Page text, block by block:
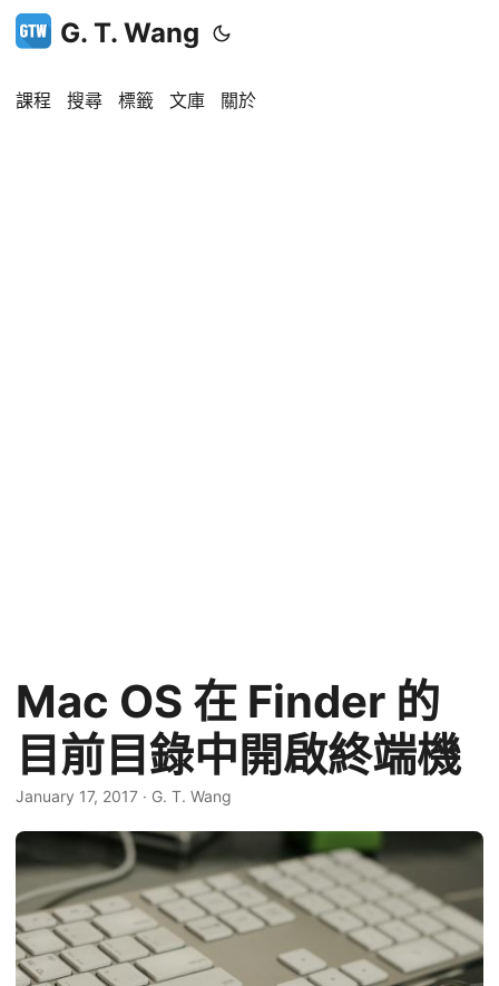
G. T. Wang
課程 搜尋 標籤 文庫 關於
Mac OS 在 Finder 的
目前目錄中開啟終端機
January 17, 2017 · G. T. Wang